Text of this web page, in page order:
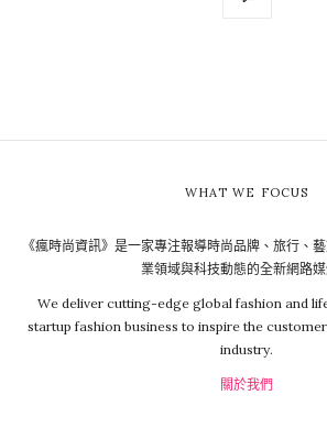
WHAT WE FOCUS
《瘋時尚資訊》是一家專注報導時尚品牌、旅行、
業領域與科技動態的全新網路媒
We deliver cutting-edge global fashion and
startup fashion business to inspire the
industry.
關於我們